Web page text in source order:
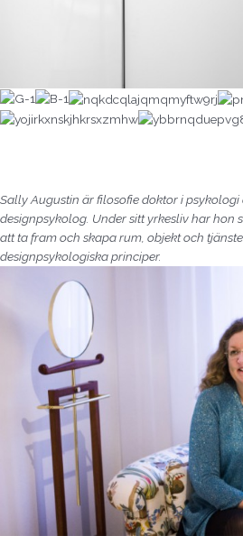
Sally Augustin är filosofie doktor i
designpsykolog. Under sitt yrkesliv har hon
att ta fram och skapa rum, objekt och
designpsykologiska principer.